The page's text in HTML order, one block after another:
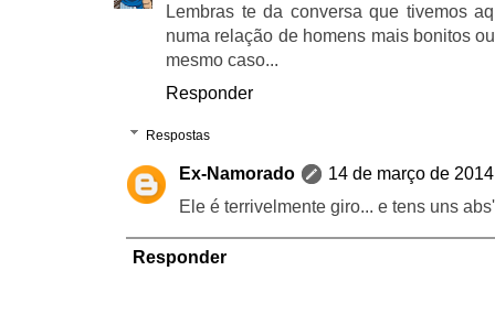
Lembras te da conversa que tivemos
numa relação de homens mais bonitos
mesmo caso...
Responder
Respostas
Ex-Namorado
14 de março de
Ele é terrivelmente giro... e tens uns
Responder